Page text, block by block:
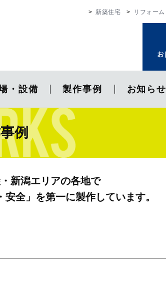
新築住宅 リフォーム
・設備 製作事例 お知らせ
例
新潟エリアの各地で
全」を第一に製作しています。